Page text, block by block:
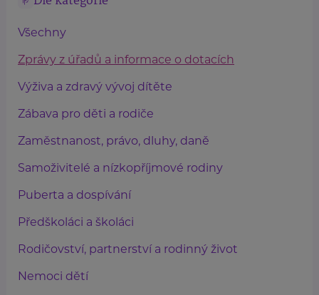
Všechny
Zprávy z úřadů a informace o dotacích
Výživa a zdravý vývoj dítěte
Zábava pro děti a rodiče
Zaměstnanost, právo, dluhy, daně
Samoživitelé a nízkopříjmové rodiny
Puberta a dospívání
Předškoláci a školáci
Rodičovství, partnerství a rodinný život
Nemoci dětí